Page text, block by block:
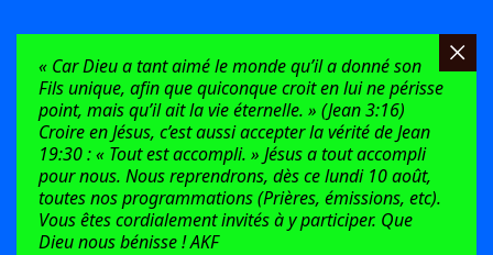
« Car Dieu a tant aimé le monde qu’il a donné son
Fils unique, afin que quiconque croit en lui ne périsse
point, mais qu’il ait la vie éternelle. » (Jean 3:16)
Croire en Jésus, c’est aussi accepter la vérité de Jean
19:30 : « Tout est accompli. » Jésus a tout accompli
pour nous. Nous reprendrons, dès ce lundi 10 août,
toutes nos programmations (Prières, émissions, etc).
Vous êtes cordialement invités à y participer. Que
Dieu nous bénisse ! AKF